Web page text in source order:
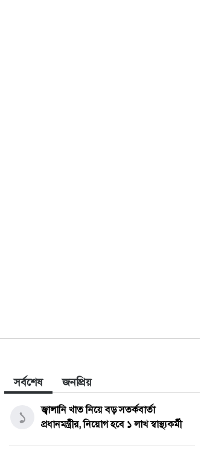
সর্বশেষ জনপ্রিয়
১
জ্বালানি খাত নিয়ে বড় সতর্কবার্তা
প্রধানমন্ত্রীর, নিয়োগ হবে ১ লাখ স্বাস্থ্যকর্মী